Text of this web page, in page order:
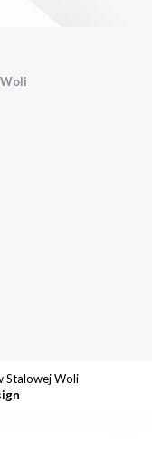
Stalowej Woli